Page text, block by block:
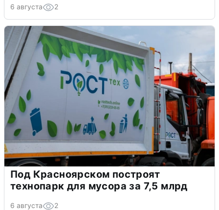
6 августа 2
Под Красноярском построят
технопарк для мусора за 7,5 млрд
6 августа 2